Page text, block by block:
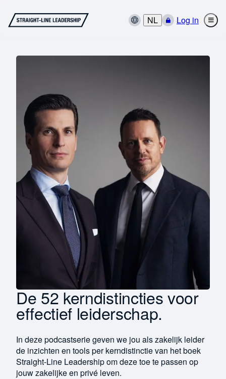
NL Log in
De 52 kerndistincties voor
effectief leiderschap.
In deze podcastserie geven we jou als zakelijk leider
de inzichten en tools per kerndistinctie van het boek
Straight-Line Leadership om deze toe te passen op
jouw zakelijke en privé leven.